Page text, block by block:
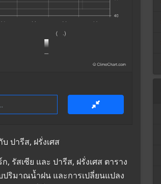
ปารีส, ฝรั่งเศส
รัสเซีย และ ปารีส, ฝรั่งเศส ตาราง
ริมาณน้ำฝน และการเปลี่ยนแปลง